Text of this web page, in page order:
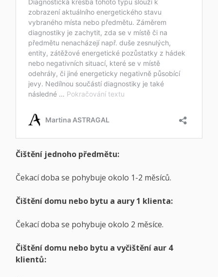
Čištění jednoho předmětu:
Čekací doba se pohybuje okolo 1-2 měsíců.
Čištění domu nebo bytu a aury 1 klienta:
Čekací doba se pohybuje okolo 2 měsíce.
Čištění domu nebo bytu a vyčištění aur 4
klientů: